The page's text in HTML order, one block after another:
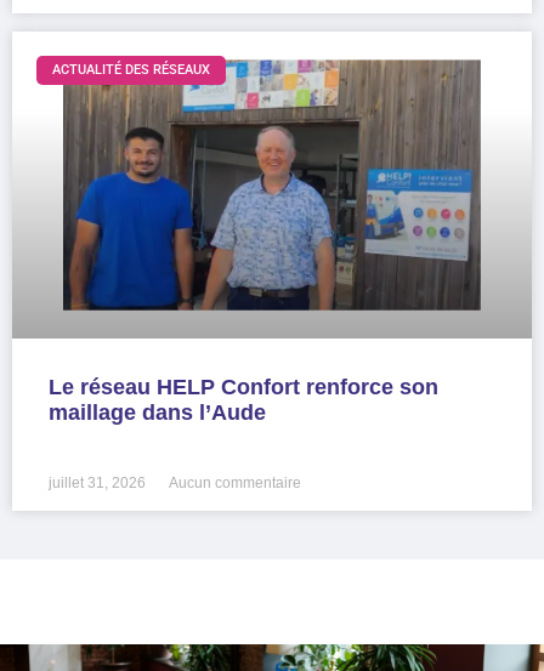
ACTUALITÉ DES RÉSEAUX
Le réseau HELP Confort renforce son
maillage dans l’Aude
juillet 31, 2026 Aucun commentaire